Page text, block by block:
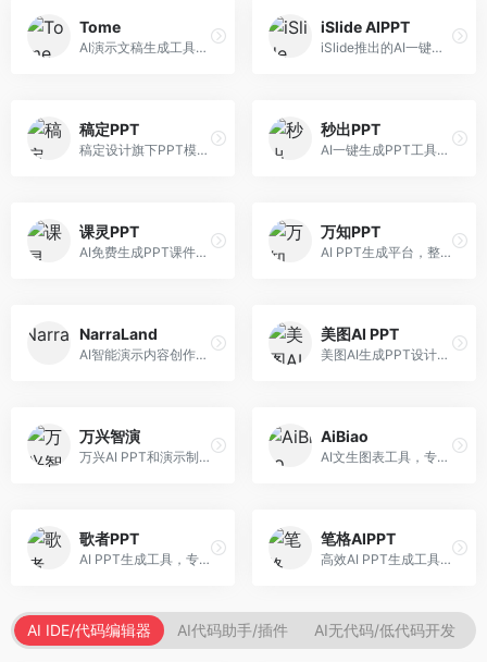
Tome
AI演示文稿生成工具，专注于故事化演示创作。面向创业者和营销人员，提供故事叙述、视觉设计、内容生成等服务，演示文稿叙事性强。
iSlide AIPPT
iSlide推出的AI一键设计精美PPT工具。面向PPT设计用户，提供模板库、内容生成、设计优化等服务，与iSlide插件深度整合。
稿定PPT
稿定设计旗下PPT模板资源库，整合AI生成功能。面向设计师和职场人士，提供海量PPT模板、AI内容生成等服务，模板质量高。
秒出PPT
AI一键生成PPT工具，专注于快速演示文稿制作。面向职场人士，支持主题输入、内容生成、模板套用等功能，PPT生成速度快，适合紧急制作场景。
课灵PPT
AI免费生成PPT课件平台，专注于教育场景。面向教师和教育工作者，提供课件生成、教学设计、模板选择等服务，教育适配性强。
万知PPT
AI PPT生成平台，整合知识库与创作功能。面向职场人士，支持内容检索、PPT生成、设计优化等服务，知识整合能力强。
NarraLand
AI智能演示内容创作平台，专注于叙事演示。面向内容创作者，提供故事创作、演示生成、动画设计等服务，演示内容生动有趣。
美图AI PPT
美图AI生成PPT设计工具，整合图像处理能力。面向设计师和职场人士，提供PPT生成、图片美化、设计优化等服务，视觉设计美观。
万兴智演
万兴AI PPT和演示制作软件，整合视频演示功能。面向职场人士和教育工作者，提供PPT生成、演示录制、视频制作等服务，演示功能完善。
AiBiao
AI文生图表工具，专注于数据可视化展示。面向数据分析师和职场人士，提供图表生成、数据可视化、PPT嵌入等服务，数据展示专业。
歌者PPT
AI PPT生成工具，专注于演示文稿智能创作。面向职场人士，支持主题输入、内容生成、设计美化等功能，PPT制作效率高。
笔格AIPPT
高效AI PPT生成工具，专注于演示文稿智能创作。面向职场人士，支持主题输入、内容生成、设计美化等功能，PPT制作效率高。
AI IDE/代码编辑器 AI代码助手/插件 AI无代码/低代码开发